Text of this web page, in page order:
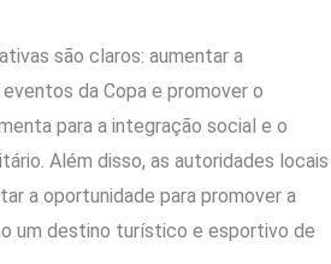
são claros: aumentar a
da Copa e promover o
para a integração social e o
Além disso, as autoridades locais
a oportunidade para promover a
um destino turístico e esportivo de